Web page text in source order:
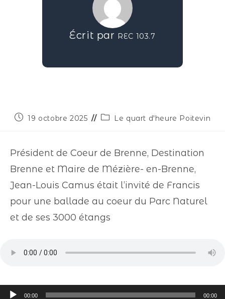
Écrit par REC 103.7
19 octobre 2025 Le quart d'heure Poitevin
Président de Coeur de Brenne, Destination
Brenne et Maire de Mézière- en-Brenne,
Jean-Louis Camus était l’invité de Francis
pour une ballade au coeur du Parc Naturel
et de ses 3000 étangs
Lecteur
00:00 00:00